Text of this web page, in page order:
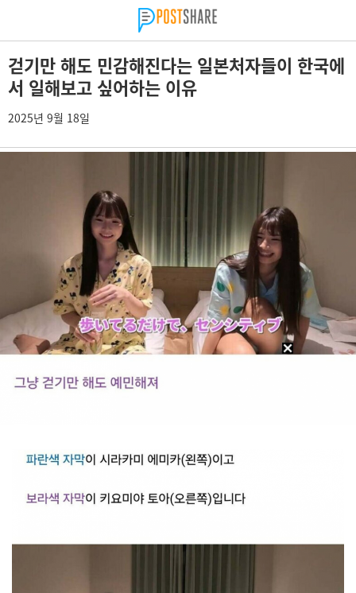
걷기만 해도 민감해진다는 일본처자들이 한국에
서 일해보고 싶어하는 이유
2025년 9월 18일